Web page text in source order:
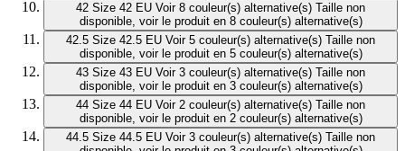
42 Size 42 EU Voir 8 couleur(s) alternative(s) Taille non
disponible, voir le produit en 8 couleur(s) alternative(s)
42.5 Size 42.5 EU Voir 5 couleur(s) alternative(s) Taille non
disponible, voir le produit en 5 couleur(s) alternative(s)
43 Size 43 EU Voir 3 couleur(s) alternative(s) Taille non
disponible, voir le produit en 3 couleur(s) alternative(s)
44 Size 44 EU Voir 2 couleur(s) alternative(s) Taille non
disponible, voir le produit en 2 couleur(s) alternative(s)
44.5 Size 44.5 EU Voir 3 couleur(s) alternative(s) Taille non